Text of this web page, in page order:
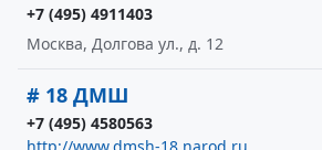
+7 (495) 4911403
Москва, Долгова ул., д. 12
# 18 ДМШ
+7 (495) 4580563